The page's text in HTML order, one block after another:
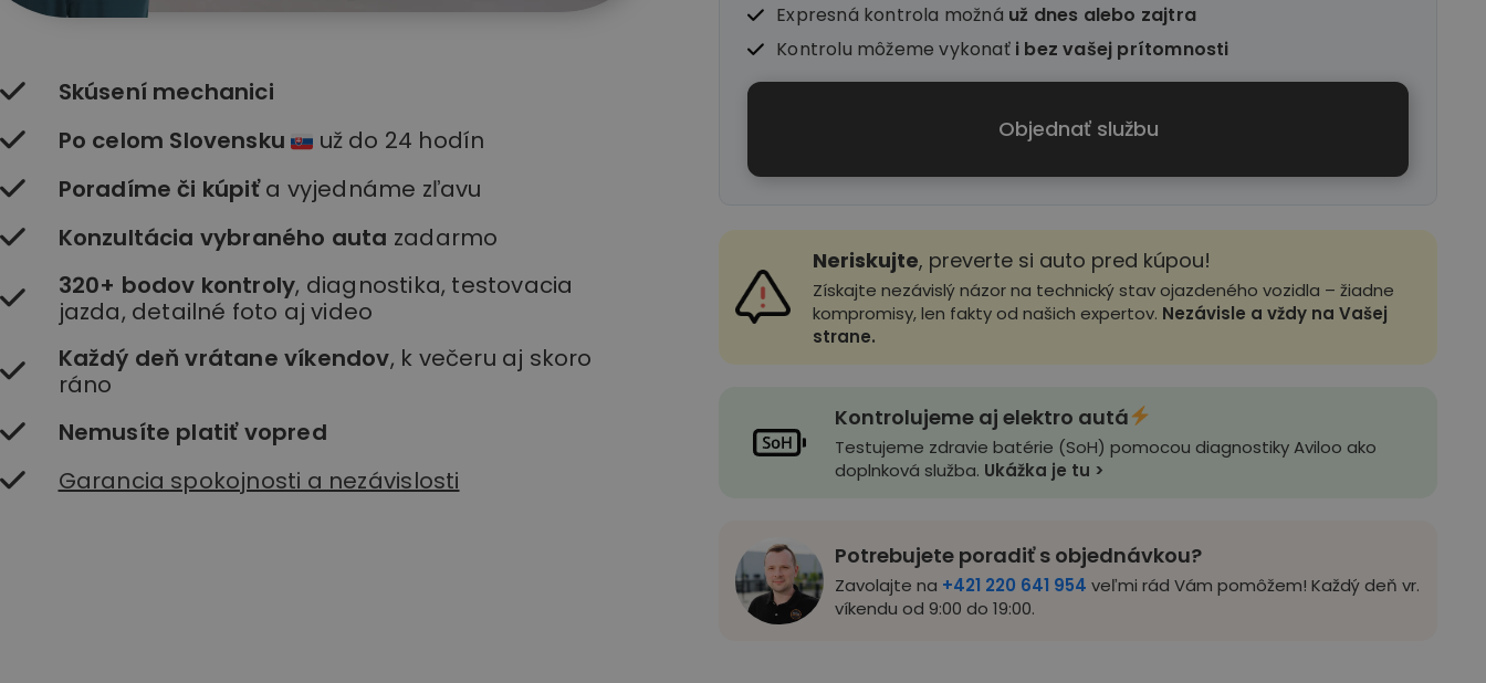
Skúsení mechanici
Po celom Slovensku
už do 24 hodín
Poradíme či kúpiťa vyjednáme zľavu
Konzultácia vybraného auta zadarmo
320+ bodov kontroly, diagnostika, testovacia
jazda, detailné foto aj video
Každý deň vrátane víkendov, k večeru aj skoro
ráno
Nemusíte platiť vopred
Garancia spokojnosti a nezávislosti
Expresná kontrola možná už dnes alebo zajtra
Kontrolu môžeme vykonať i bez vašej prítomnosti
Objednať službu
Neriskujte, preverte si auto pred kúpou!
Získajte nezávislý názor na technický stav ojazdeného vozidla – žiadne
kompromisy, len fakty od našich expertov. Nezávisle a vždy na Vašej
strane.
Kontrolujeme aj elektro autá
Testujeme zdravie batérie (SoH) pomocou diagnostiky Aviloo ako
doplnková služba. Ukážka je tu >
Potrebujete poradiť s objednávkou?
Zavolajte na +421 220 641 954 veľmi rád Vám pomôžem! Každý deň vr.
víkendu od 9:00 do 19:00.